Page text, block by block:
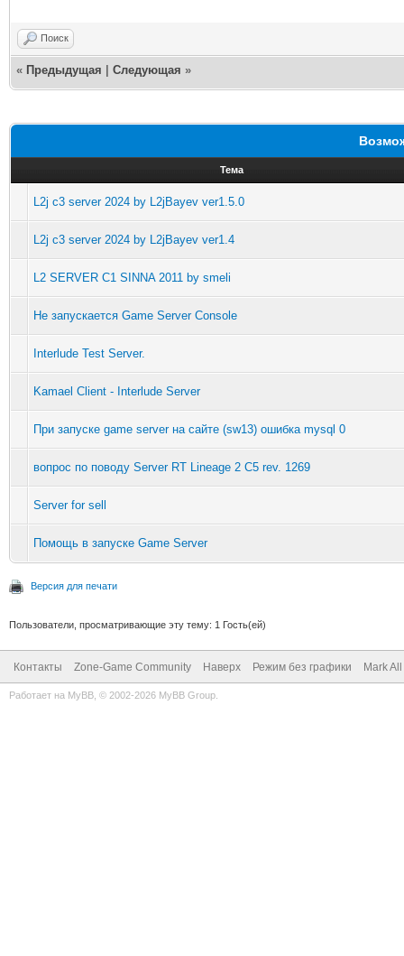
Поиск
« Предыдущая Следующая »
Тема
L2j c3 server 2024 by L2jBayev ver1.5.0
L2j c3 server 2024 by L2jBayev ver1.4
L2 SERVER C1 SINNA 2011 by smeli
Не запускается Game Server Console
Interlude Test Server.
Kamael Client - Interlude Server
При запуске game server на сайте (sw13) ошибка mysql 0
вопрос по поводу Server RT Lineage 2 C5 rev. 1269
Server for sell
Помощь в запуске Game Server
Версия для печати
Пользователи, просматривающие эту тему: 1 Гость(ей)
Контакты Zone-Game Community Наверх Режим без графики Mark
Работает на MyBB , © 2002-2026 MyBB Group